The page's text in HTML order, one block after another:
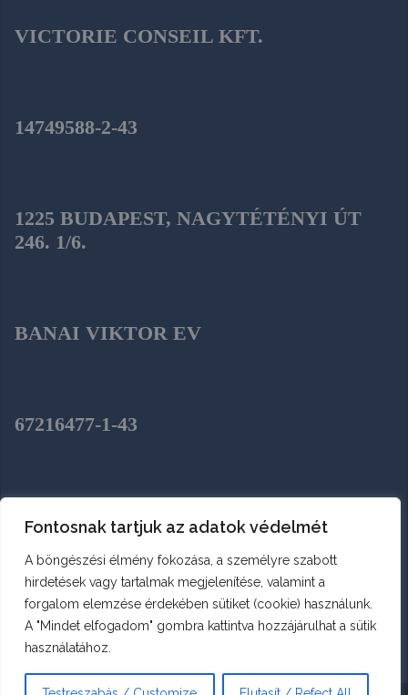
Fontosnak tartjuk az adatok védelmét
A böngészési élmény fokozása, a személyre szabott
hirdetések vagy tartalmak megjelenítése, valamint a
forgalom elemzése érdekében sütiket (cookie) használunk.
A "Mindet elfogadom" gombra kattintva hozzájárulhat a sütik
használatához.
VICTORIE CONSEIL KFT.
14749588-2-43
1225 BUDAPEST, NAGYTÉTÉNYI ÚT
246. 1/6.
BANAI VIKTOR EV
67216477-1-43
SZENTENDRE, HÉJA UTCA 2.